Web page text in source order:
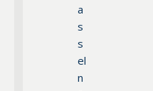
a
s
s
el
n